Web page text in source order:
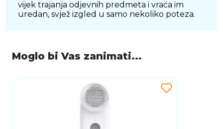
vijek trajanja odjevnih predmeta i vraća im
uredan, svjež izgled u samo nekoliko poteza.
Moglo bi Vas zanimati...